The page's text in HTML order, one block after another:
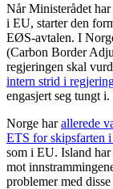
Når Ministerådet
i EU, starter den
EØS-avtalen. I
(Carbon Border
regjeringen skal
intern strid i
engasjert seg tungt i.
Norge harallerede
ETS for skipsfarten
som i EU. Island
mot
problemer med